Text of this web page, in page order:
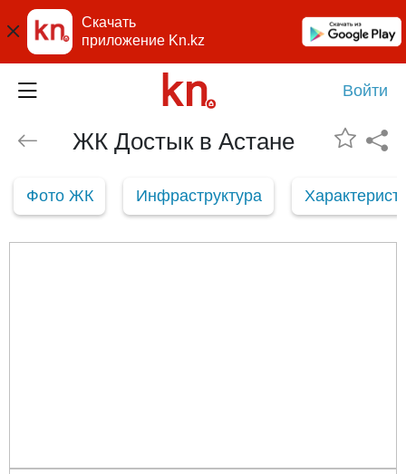
Скачать
приложение Kn.kz
Войти
ЖК Достык в Астане
Фото ЖК Инфраструктура